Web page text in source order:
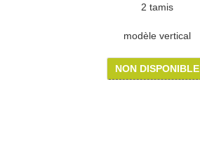
2 tamis
modèle vertical
NON DISPONIBLE